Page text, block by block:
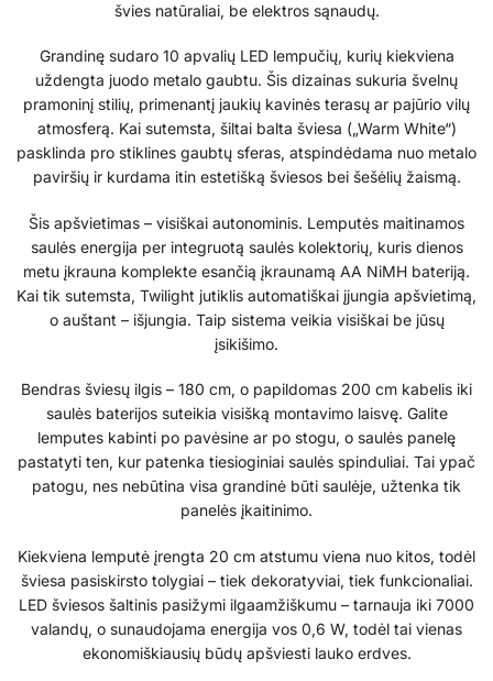
švies natūraliai, be elektros sąnaudų.
Grandinę sudaro 10 apvalių LED lempučių, kurių kiekviena
uždengta juodo metalo gaubtu. Šis dizainas sukuria švelnų
pramoninį stilių, primenantį jaukių kavinės terasų ar pajūrio vilų
atmosferą. Kai sutemsta, šiltai balta šviesa („Warm White“)
pasklinda pro stiklines gaubtų sferas, atspindėdama nuo metalo
paviršių ir kurdama itin estetišką šviesos bei šešėlių žaismą.
Šis apšvietimas – visiškai autonominis. Lemputės maitinamos
saulės energija per integruotą saulės kolektorių, kuris dienos
metu įkrauna komplekte esančią įkraunamą AA NiMH bateriją.
Kai tik sutemsta, Twilight jutiklis automatiškai įjungia apšvietimą,
o auštant – išjungia. Taip sistema veikia visiškai be jūsų
įsikišimo.
Bendras šviesų ilgis – 180 cm, o papildomas 200 cm kabelis iki
saulės baterijos suteikia visišką montavimo laisvę. Galite
lemputes kabinti po pavėsine ar po stogu, o saulės panelę
pastatyti ten, kur patenka tiesioginiai saulės spinduliai. Tai ypač
patogu, nes nebūtina visa grandinė būti saulėje, užtenka tik
panelės įkaitinimo.
Kiekviena lemputė įrengta 20 cm atstumu viena nuo kitos, todėl
šviesa pasiskirsto tolygiai – tiek dekoratyviai, tiek funkcionaliai.
LED šviesos šaltinis pasižymi ilgaamžiškumu – tarnauja iki 7000
valandų, o sunaudojama energija vos 0,6 W, todėl tai vienas
ekonomiškiausių būdų apšviesti lauko erdves.